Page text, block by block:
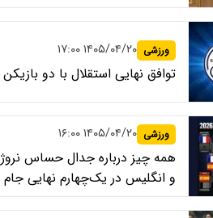
ورزشی ۱۴۰۵/۰۴/۲۰ ۱۷:۰۰
توافق نهایی استقلال با دو بازیکن
ورزشی ۱۴۰۵/۰۴/۲۰ ۱۶:۰۰
همه چیز درباره جدال حساس نروژ
و انگلیس در یک‌چهارم نهایی جام
جهانی ۲۰۲۶